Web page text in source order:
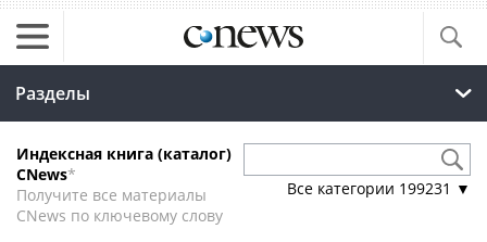
Разделы
Индексная книга (каталог)
CNews*
Получите все материалы
CNews по ключевому слову
Все категории 199231 ▼